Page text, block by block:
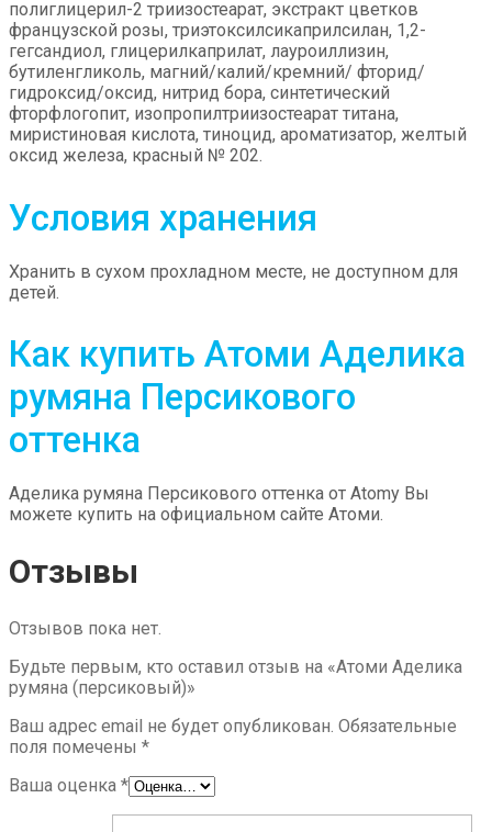
полиглицерил-2 триизостеарат, экстракт цветков
французской розы, триэтоксилсикаприлсилан, 1,2-
гегсандиол, глицерилкаприлат, лауроиллизин,
бутиленгликоль, магний/калий/кремний/ фторид/
гидроксид/оксид, нитрид бора, синтетический
фторфлогопит, изопропилтриизостеарат титана,
миристиновая кислота, тиноцид, ароматизатор, желтый
оксид железа, красный № 202.
Условия хранения
Хранить в сухом прохладном месте, не доступном для
детей.
Как купить Атоми Аделика
румяна Персикового
оттенка
Аделика румяна Персикового оттенка от Atomy Вы
можете купить на официальном сайте Атоми.
Отзывы
Отзывов пока нет.
Будьте первым, кто оставил отзыв на «Атоми Аделика
румяна (персиковый)»
Ваш адрес email не будет опубликован. Обязательные
поля помечены *
Ваша оценка *